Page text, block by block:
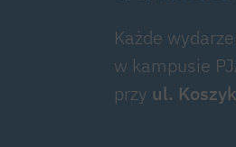
Każde
w kampusie
przy ul.